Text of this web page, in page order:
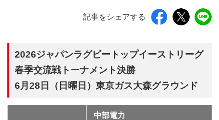
記事をシェアする
2026ジャパンラグビートップイーストリーグ
春季交流戦トーナメント決勝
6月28日（日曜日）東京ガス大森グラウンド
中部電力